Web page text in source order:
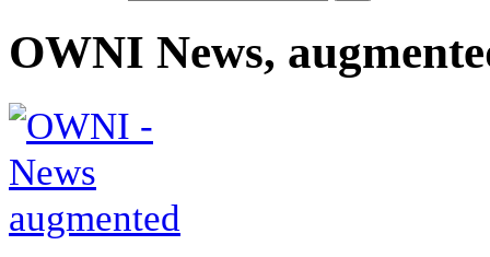
OWNI News,